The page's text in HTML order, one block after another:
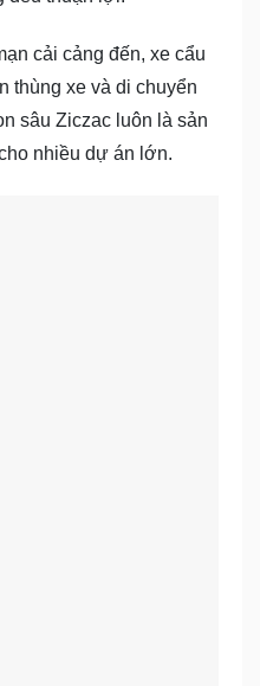
cải cảng đến, xe cẩu
thùng xe và di chuyển
sâu Ziczac luôn là sản
nhiều dự án lớn.